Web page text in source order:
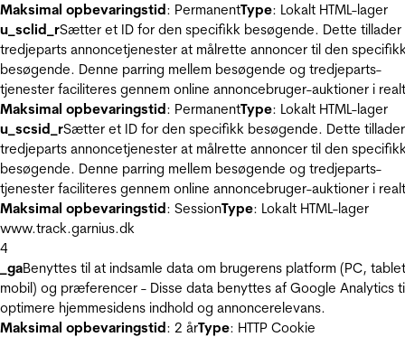
Maksimal opbevaringstid: PermanentType: Lokalt HTML-lager
u_sclid_rSætter et ID for den specifikk besøgende. Dette tillader
tredjeparts annoncetjenester at målrette annoncer til den
besøgende. Denne parring mellem besøgende og tredjeparts-
tjenester faciliteres gennem online annoncebruger-auktioner i
Maksimal opbevaringstid: PermanentType: Lokalt HTML-lager
u_scsid_rSætter et ID for den specifikk besøgende. Dette tillader
tredjeparts annoncetjenester at målrette annoncer til den
besøgende. Denne parring mellem besøgende og tredjeparts-
tjenester faciliteres gennem online annoncebruger-auktioner i
Maksimal opbevaringstid: SessionType: Lokalt HTML-lager
www.track.garnius.dk
4
_gaBenyttes til at indsamle data om brugerens platform (PC,
mobil) og præferencer - Disse data benyttes af Google Analytics
optimere hjemmesidens indhold og annoncerelevans.
Maksimal opbevaringstid: 2 årType: HTTP Cookie